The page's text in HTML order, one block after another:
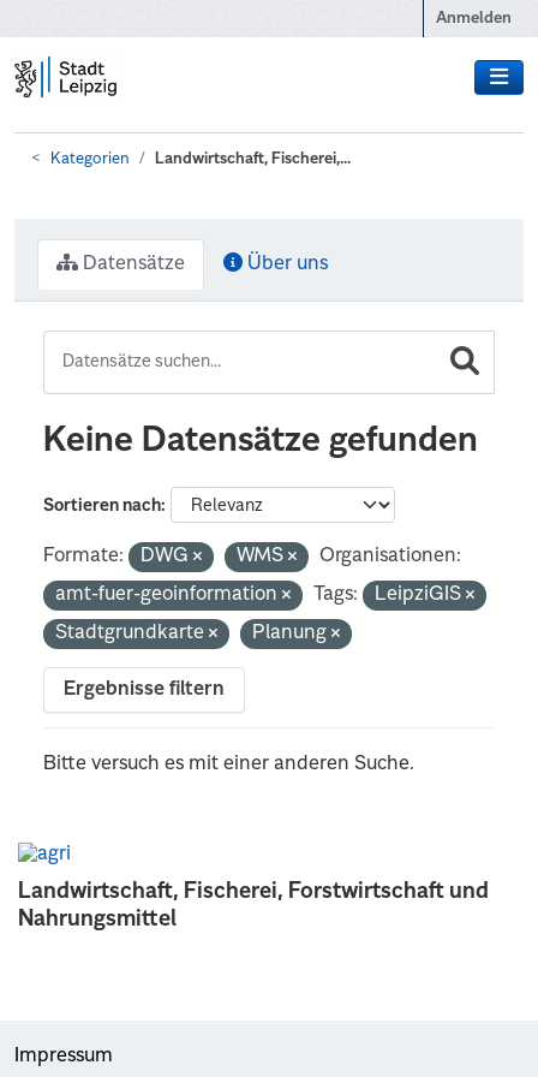
Anmelden
Kategorien Landwirtschaft, Fischerei,...
Landwirtschaft, Fischerei, Forstwirtschaft und
Nahrungsmittel
Datensätze Über uns
Keine Datensätze gefunden
Sortieren nach
Formate: DWG WMS
Organisationen:
amt-fuer-geoinformation
Tags:
LeipziGIS
Stadtgrundkarte
Planung
Ergebnisse filtern
Bitte versuch es mit einer anderen Suche.
Impressum